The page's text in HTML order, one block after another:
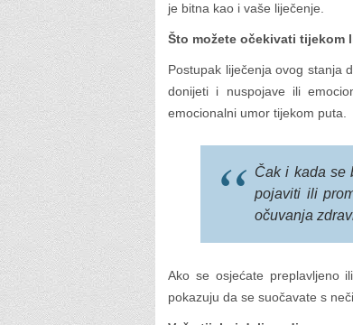
je bitna kao i vaše liječenje.
Što možete očekivati tijekom
Postupak liječenja ovog stanja
donijeti i nuspojave ili
emocionalni umor tijekom puta.
Čak i kada se
pojaviti ili
očuvanja
Ako se osjećate preplavljeno
pokazuju da se suočavate s